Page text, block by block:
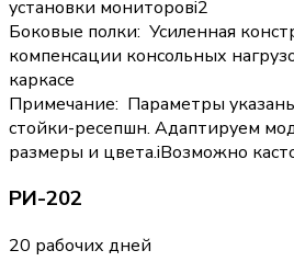
установки мониторовi2
Боковые полки: Усиленная
компенсации консольных
каркасе
Примечание: Параметры
стойки-ресепшн. Адаптируем
размеры и цвета.iВозможно
РИ-202
20 рабочих дней